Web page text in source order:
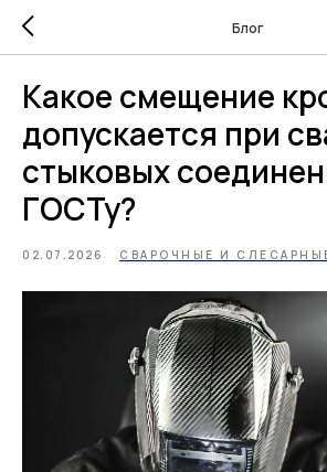
Блог
Какое смещение
допускается при
стыковых
ГОСТу?
02.07.2026 СВАРОЧНЫЕ И